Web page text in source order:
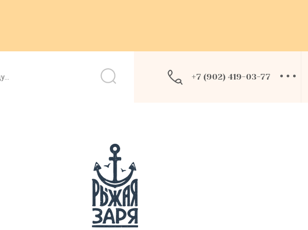
+7 (902) 419-03-77